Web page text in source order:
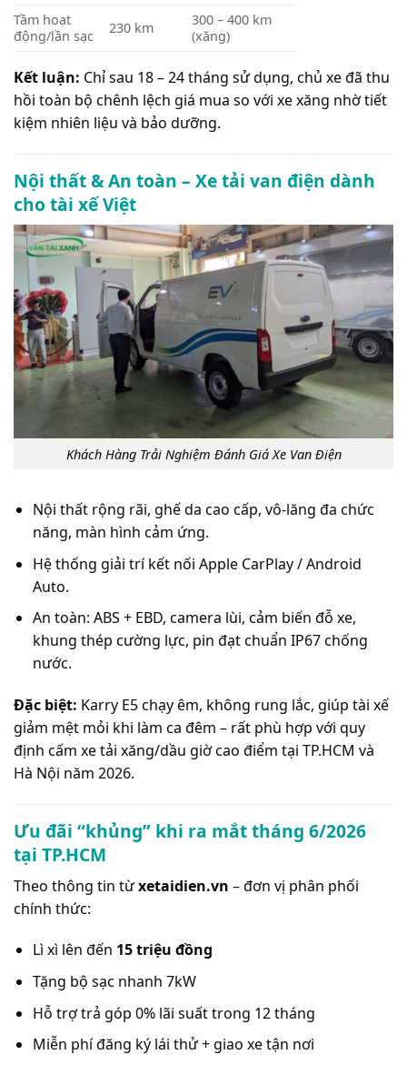
Tầm hoạt
động/lần sạc
230 km
300 – 400 km
(xăng)
Kết luận: Chỉ sau 18 – 24 tháng sử dụng, chủ xe đã thu
hồi toàn bộ chênh lệch giá mua so với xe xăng nhờ tiết
kiệm nhiên liệu và bảo dưỡng.
Nội thất & An toàn – Xe tải van điện dành
cho tài xế Việt
Khách Hàng Trải Nghiệm Đánh Giá Xe Van Điện
Nội thất rộng rãi, ghế da cao cấp, vô-lăng đa chức
năng, màn hình cảm ứng.
Hệ thống giải trí kết nối Apple CarPlay / Android
Auto.
An toàn: ABS + EBD, camera lùi, cảm biến đỗ xe,
khung thép cường lực, pin đạt chuẩn IP67 chống
nước.
Đặc biệt: Karry E5 chạy êm, không rung lắc, giúp tài xế
giảm mệt mỏi khi làm ca đêm – rất phù hợp với quy
định cấm xe tải xăng/dầu giờ cao điểm tại TP.HCM và
Hà Nội năm 2026.
Ưu đãi “khủng” khi ra mắt tháng 6/2026
tại TP.HCM
Theo thông tin từxetaidien.vn – đơn vị phân phối
chính thức:
Lì xì lên đến 15 triệu đồng
Tặng bộ sạc nhanh 7kW
Hỗ trợ trả góp 0% lãi suất trong 12 tháng
Miễn phí đăng ký lái thử + giao xe tận nơi